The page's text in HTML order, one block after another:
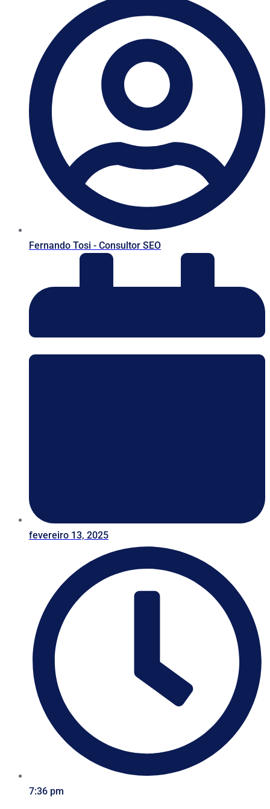
Fernando Tosi - Consultor SEO
fevereiro 13, 2025
7:36 pm